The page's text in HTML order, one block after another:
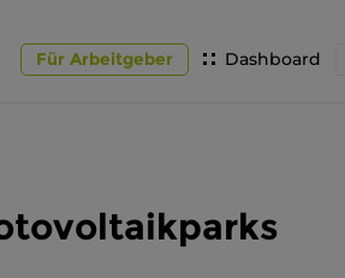
Dashboard
Für Arbeitgeber